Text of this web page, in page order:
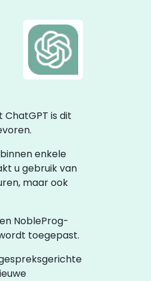
is dit
enkele
u gebruik van
maar ook
NobleProg-
toegepast.